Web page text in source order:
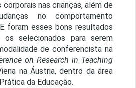
nas crianças, além de
no comportamento
foram esses bons resultados
selecionados para serem
de conferencista na
on Research in Teaching
na Áustria, dentro da área
da Educação.